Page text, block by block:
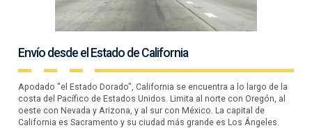
Envío desde el Estado de California
Apodado "el Estado Dorado", California se encuentra a lo largo de la
costa del Pacífico de Estados Unidos. Limita al norte con Oregón, al
oeste con Nevada y Arizona, y al sur con México. La capital de
California es Sacramento y su ciudad más grande es Los Ángeles.